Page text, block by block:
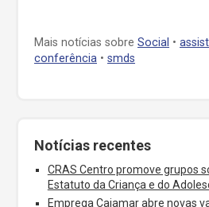
Mais notícias sobre Social •
conferência • smds
Notícias recentes
CRAS Centro promove grupos
Estatuto da Criança e do
Emprega Cajamar abre novas